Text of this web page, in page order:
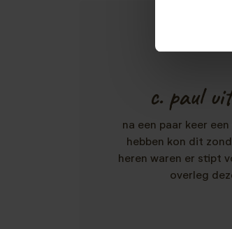
c. paul
na een paar keer
hebben kon dit
heren waren er stipt
overleg